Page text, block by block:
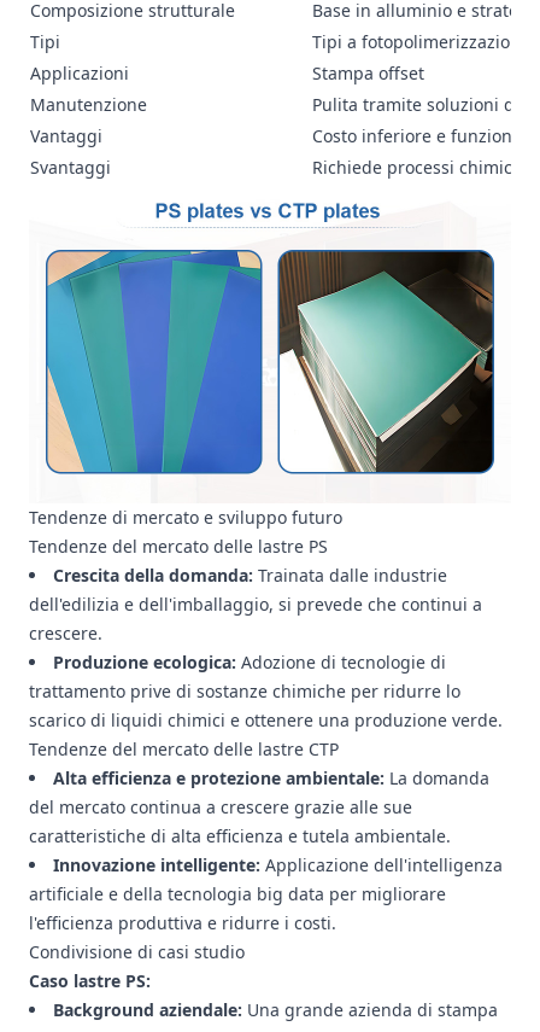
Composizione strutturale
Base in alluminio e strato
Tipi
Tipi a fotopolimerizzazione
Applicazioni
Stampa offset
Manutenzione
Pulita tramite soluzioni di
Vantaggi
Costo inferiore e
Svantaggi
Richiede processi chimici
Tendenze di mercato e sviluppo futuro
Tendenze del mercato delle lastre PS
Crescita della domanda: Trainata dalle industrie
dell'edilizia e dell'imballaggio, si prevede che continui a
crescere.
Produzione ecologica: Adozione di tecnologie di
trattamento prive di sostanze chimiche per ridurre lo
scarico di liquidi chimici e ottenere una produzione verde.
Tendenze del mercato delle lastre CTP
Alta efficienza e protezione ambientale: La domanda
del mercato continua a crescere grazie alle sue
caratteristiche di alta efficienza e tutela ambientale.
Innovazione intelligente: Applicazione dell'intelligenza
artificiale e della tecnologia big data per migliorare
l'efficienza produttiva e ridurre i costi.
Condivisione di casi studio
Caso lastre PS:
Background aziendale: Una grande azienda di stampa